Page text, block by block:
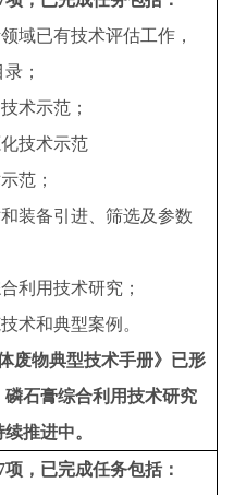
域已有技术评估工作，
；
术示范；
技术示范
范；
装备引进、筛选及参数
利用技术研究；
术和典型案例。
废物典型技术手册》已形
石膏综合利用技术研究
推进中。
项，已完成任务包括：